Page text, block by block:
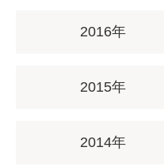
2016年
2015年
2014年